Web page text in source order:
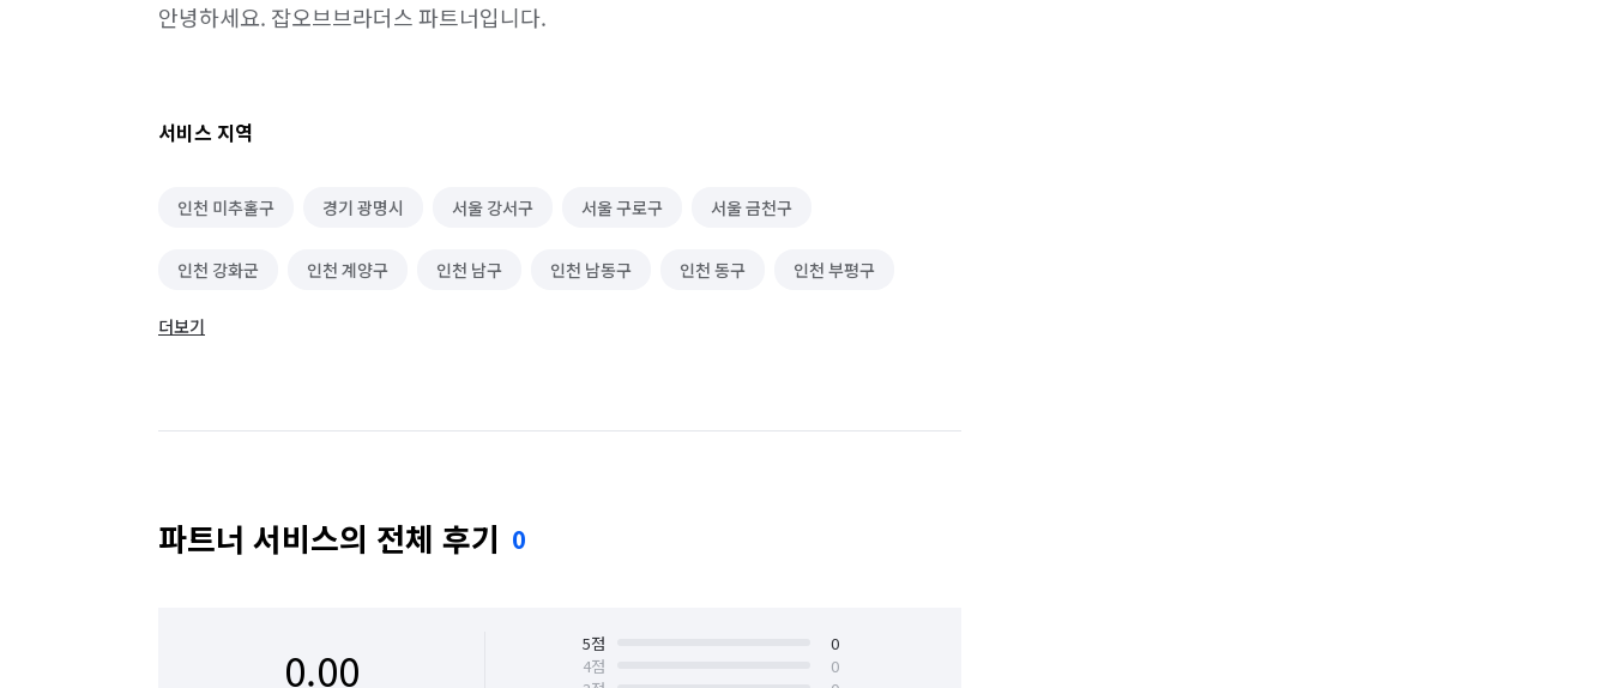
안녕하세요. 잡오브브라더스 파트너입니다.
서비스 지역
인천 미추홀구 경기 광명시 서울 강서구 서울 구로구 서울 금천구
인천 강화군 인천 계양구 인천 남구 인천 남동구 인천 동구 인천 부평구
인천 서구
더보기
파트너 서비스의 전체 후기 0
0.00 5점
0
4점
0